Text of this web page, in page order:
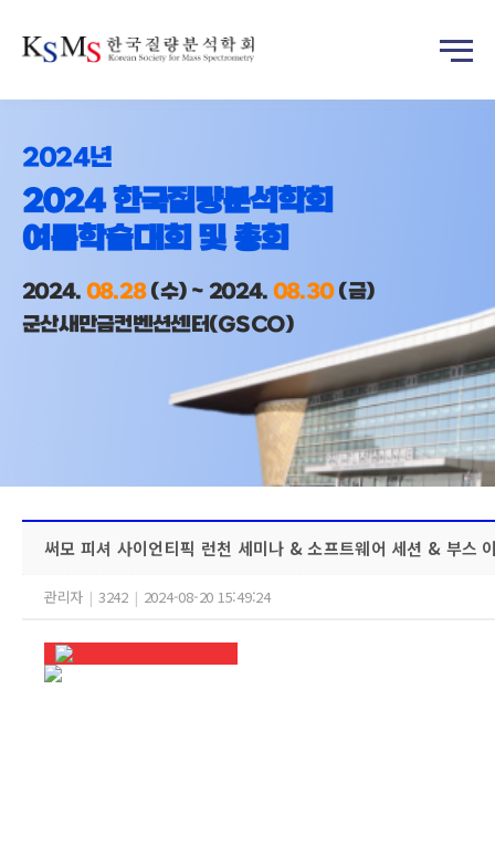
2024년
2024 한국질량분석학회
여름학술대회 및 총회
2024. 08.28(수) ~ 2024. 08.30(금)
군산새만금컨벤션센터(GSCO)
써모 피셔 사이언티픽 런천 세미나 & 소프트웨어 세션 & 부스
관리자 | 3242 | 2024-08-20 15:49:24